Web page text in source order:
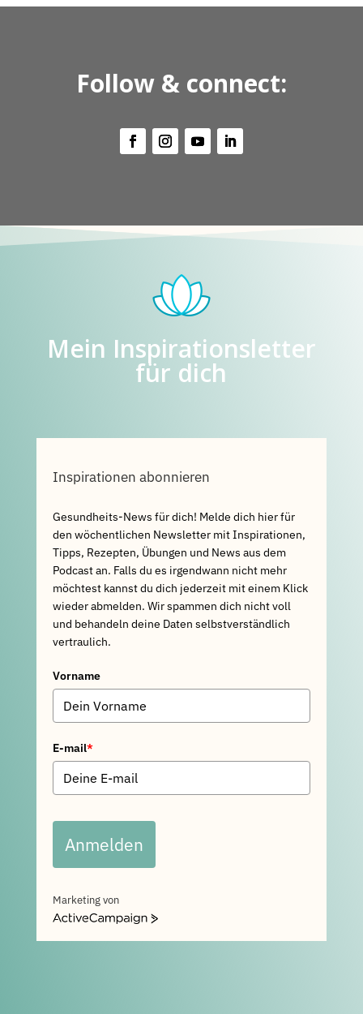
Follow & connect:
Mein Inspirationsletter
für dich
Inspirationen abonnieren
Gesundheits-News für dich! Melde dich hier für
den wöchentlichen Newsletter mit Inspirationen,
Tipps, Rezepten, Übungen und News aus dem
Podcast an. Falls du es irgendwann nicht mehr
möchtest kannst du dich jederzeit mit einem Klick
wieder abmelden. Wir spammen dich nicht voll
und behandeln deine Daten selbstverständlich
vertraulich.
Vorname
E-mail*
Anmelden
Marketing von
ActiveCampaign